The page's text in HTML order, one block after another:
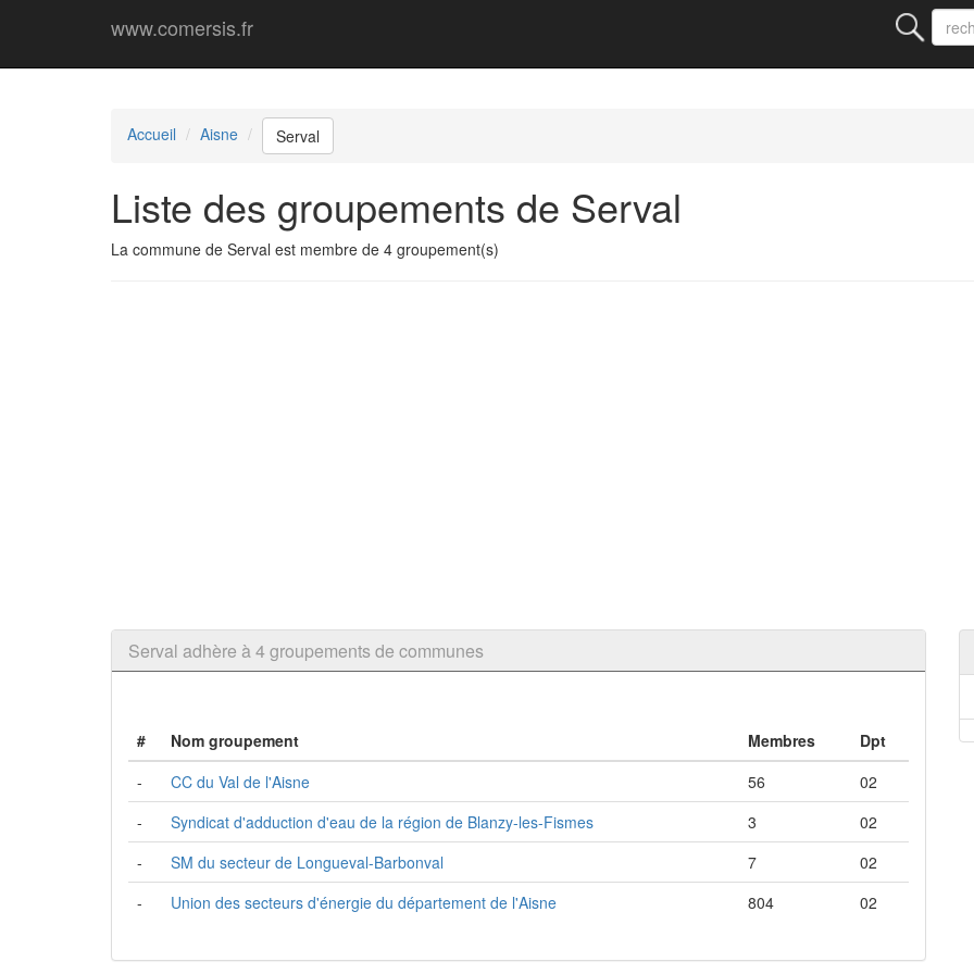
www.comersis.fr
Accueil Aisne Serval
Liste des groupements de Serval
La commune de Serval est membre de 4 groupement(s)
Serval adhère à 4 groupements de communes
# Nom groupement Membres
Dpt
-
CC du Val de l'Aisne 56
02
-
Syndicat d'adduction d'eau de la région de Blanzy-les-Fismes 3
02
-
SM du secteur de Longueval-Barbonval 7
02
-
Union des secteurs d'énergie du département de l'Aisne 804 02